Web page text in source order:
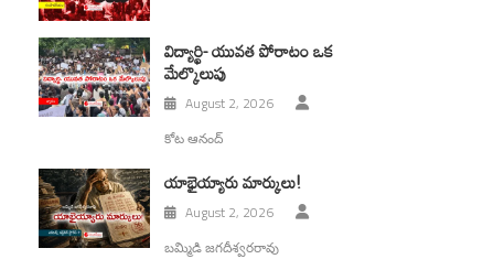
విద్యార్థి- యువత పోరాటం ఒక
మేల్కొలుపు
August 2, 2026
కోట ఆనంద్
యాభైయ్యారు మార్కులు!
August 2, 2026
బమ్మిడి జగదీశ్వరరావు